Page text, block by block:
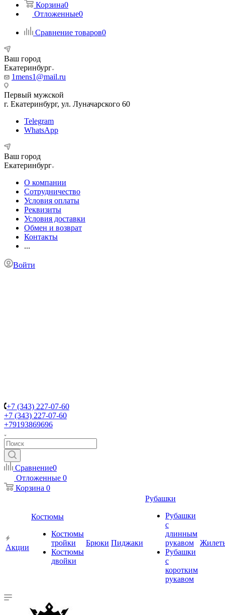
Корзина0
Отложенные0
Сравнение товаров0
Ваш город
Екатеринбург
1mens1@mail.ru
Первый мужской
г. Екатеринбург, ул. Луначарского 60
Telegram
WhatsApp
Ваш город
Екатеринбург
О компании
Сотрудничество
Условия оплаты
Реквизиты
Условия доставки
Обмен и возврат
Контакты
...
Войти
+7 (343) 227-07-60
+7 (343) 227-07-60
+79193869696
Сравнение0
Отложенные 0
Корзина 0
Акции
Костюмы
Костюмы
тройки
Костюмы
двойки
Брюки Пиджаки
Рубашки
Рубашки
с
длинным
рукавом
Рубашки
с
коротким
рукавом